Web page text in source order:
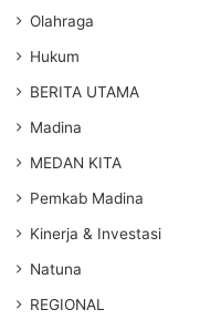
Olahraga
Hukum
BERITA UTAMA
Madina
MEDAN KITA
Pemkab Madina
Kinerja & Investasi
Natuna
REGIONAL